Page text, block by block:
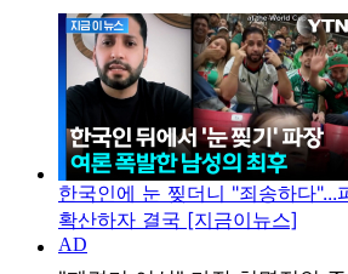
한국인에 눈 찢더니 "죄송하다"...
확산하자 결국 [지금이뉴스]